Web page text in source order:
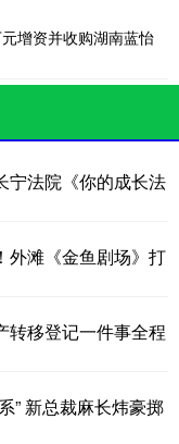
增资并收购湖南蓝怡
宁法院《你的成长法
外滩《金鱼剧场》打
转移登记一件事全程
” 新总裁麻长炜豪掷